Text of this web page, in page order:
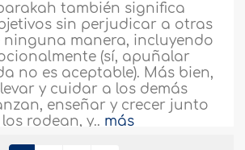
también significa
sin perjudicar a otras
ninguna manera, incluyendo
(sí, apuñalar
no es aceptable). Más bien,
y cuidar a los demás
enseñar y crecer junto
rodean, y.. más